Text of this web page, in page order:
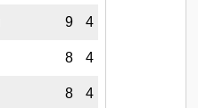
9 4
8 4
8 4